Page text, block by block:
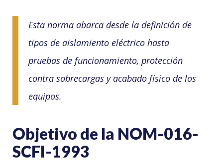
Esta norma abarca desde la definición de
tipos de aislamiento eléctrico hasta
pruebas de funcionamiento, protección
contra sobrecargas y acabado físico de los
equipos.
Objetivo de la NOM-016-
SCFI-1993